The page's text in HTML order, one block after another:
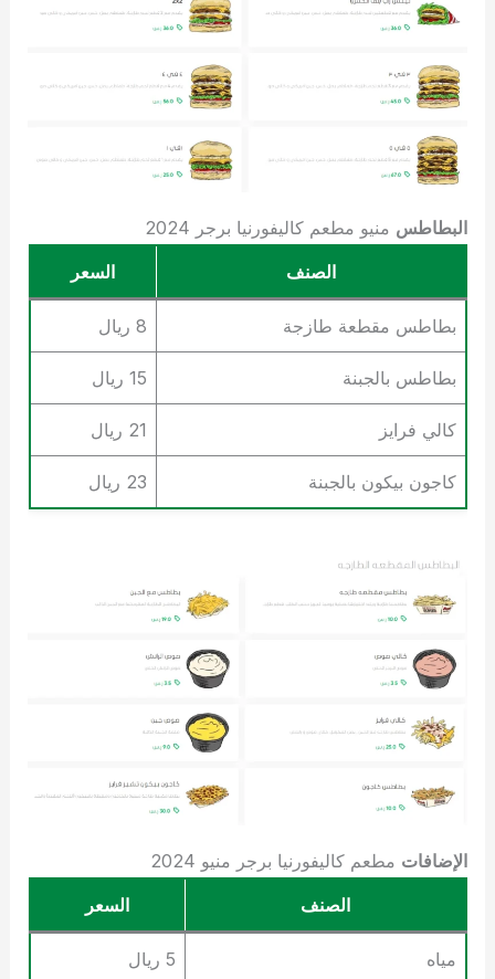
البطاطس منيو مطعم كاليفورنيا برجر 2024
الصنف
السعر
بطاطس مقطعة طازجة 8 ريال
بطاطس بالجبنة 15 ريال
كالي فرايز 21 ريال
كاجون بيكون بالجبنة 23 ريال
الإضافات مطعم كاليفورنيا برجر منيو 2024
الصنف
السعر
مياه 5 ريال